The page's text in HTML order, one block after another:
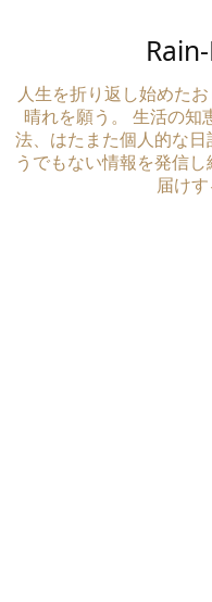
人生を折り返し始めた
晴れを願う。 生活の知
法、はたまた個人的な
うでもない情報を発信
届けす